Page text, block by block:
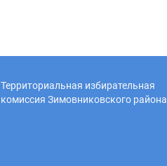
Территориальная избирательная
комиссия Зимовниковского района